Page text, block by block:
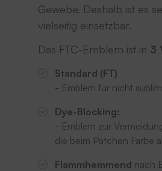
Gewebe. Deshalb ist es
vielseitig einsetzbar.
Das FTC-Emblem ist in 3
Standard (FT)
- Emblem für nicht
Dye-Blocking:
- Emblem zur
die beim Patchen Farbe
Flammhemmend nach